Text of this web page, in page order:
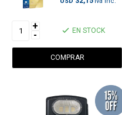
+
- EN STOCK